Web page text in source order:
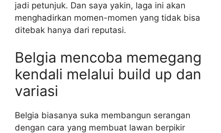
jadi petunjuk. Dan saya yakin, laga ini akan
menghadirkan momen-momen yang tidak bisa
ditebak hanya dari reputasi.
Belgia mencoba memegang
kendali melalui build up dan
variasi
Belgia biasanya suka membangun serangan
dengan cara yang membuat lawan berpikir